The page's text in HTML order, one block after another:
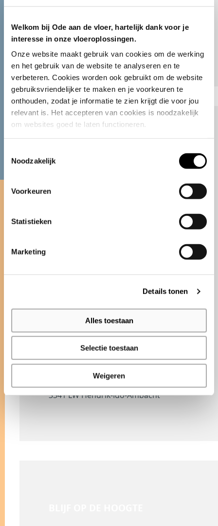
Welkom bij Ode aan de vloer, hartelijk dank voor je
interesse in onze vloeroplossingen.
Onze website maakt gebruik van cookies om de werking
en het gebruik van de website te analyseren en te
verbeteren. Cookies worden ook gebruikt om de website
gebruiksvriendelijker te maken en je voorkeuren te
onthouden, zodat je informatie te zien krijgt die voor jou
relevant is. Het accepteren van cookies is noodzakelijk
om websites goed te laten functioneren.
Noodzakelijk
Voorkeuren
Statistieken
Marketing
Details tonen
Alles toestaan
Selectie toestaan
Weigeren
Bezoek onze Stijlkamer
Stijlkamer in Hendrik-Ido-Ambacht.
en functionaliteit samenkomen en
kleuren en mogelijkheden tonen. De
Innovation Center en is uitsluitend op
MAAK EEN AFSPRAAK
BEZOEKADRES
Bolidt Innovation Center
Noordeinde 2
3341 LW Hendrik-Ido-Ambacht